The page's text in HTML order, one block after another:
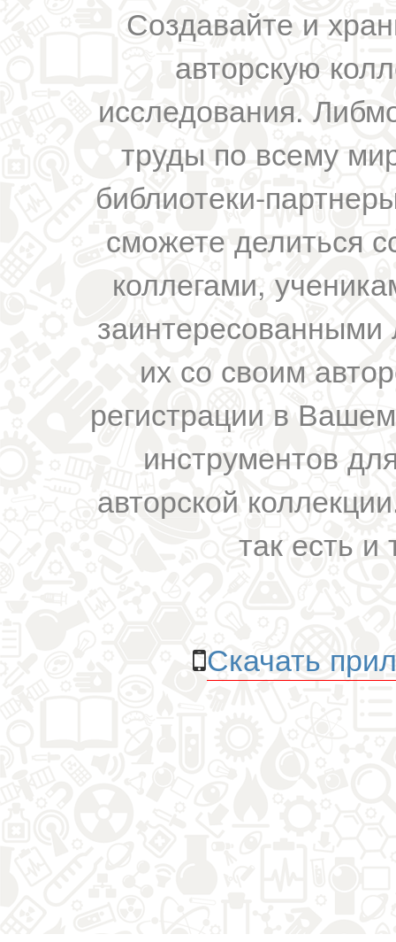
Создавайте и
авторскую
исследования.
труды по всему
библиотеки-
сможете делиться
коллегами,
их со своим
регистрации в
инструментов
авторской
так есть и
Скачать